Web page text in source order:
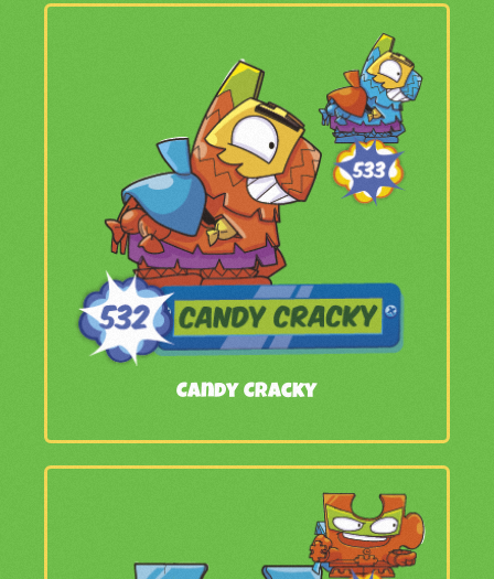
Candy Cracky